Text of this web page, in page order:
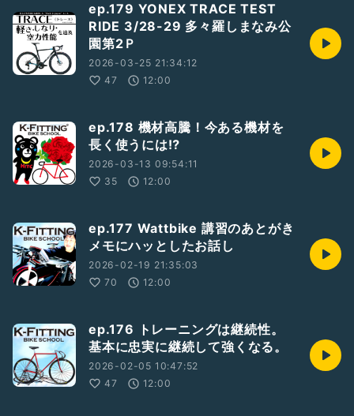
ep.179 YONEX TRACE TEST
RIDE 3/28-29 多々羅しまなみ公
園第2Ｐ
2026-03-25 21:34:12
47
12:00
ep.178 機材高騰！今ある機材を
長く使うには⁉️
2026-03-13 09:54:11
35
12:00
ep.177 Wattbike 講習のあとがき
メモにハッとしたお話し
2026-02-19 21:35:03
70
12:00
ep.176 トレーニングは継続性。
基本に忠実に継続して強くなる。
2026-02-05 10:47:52
47
12:00